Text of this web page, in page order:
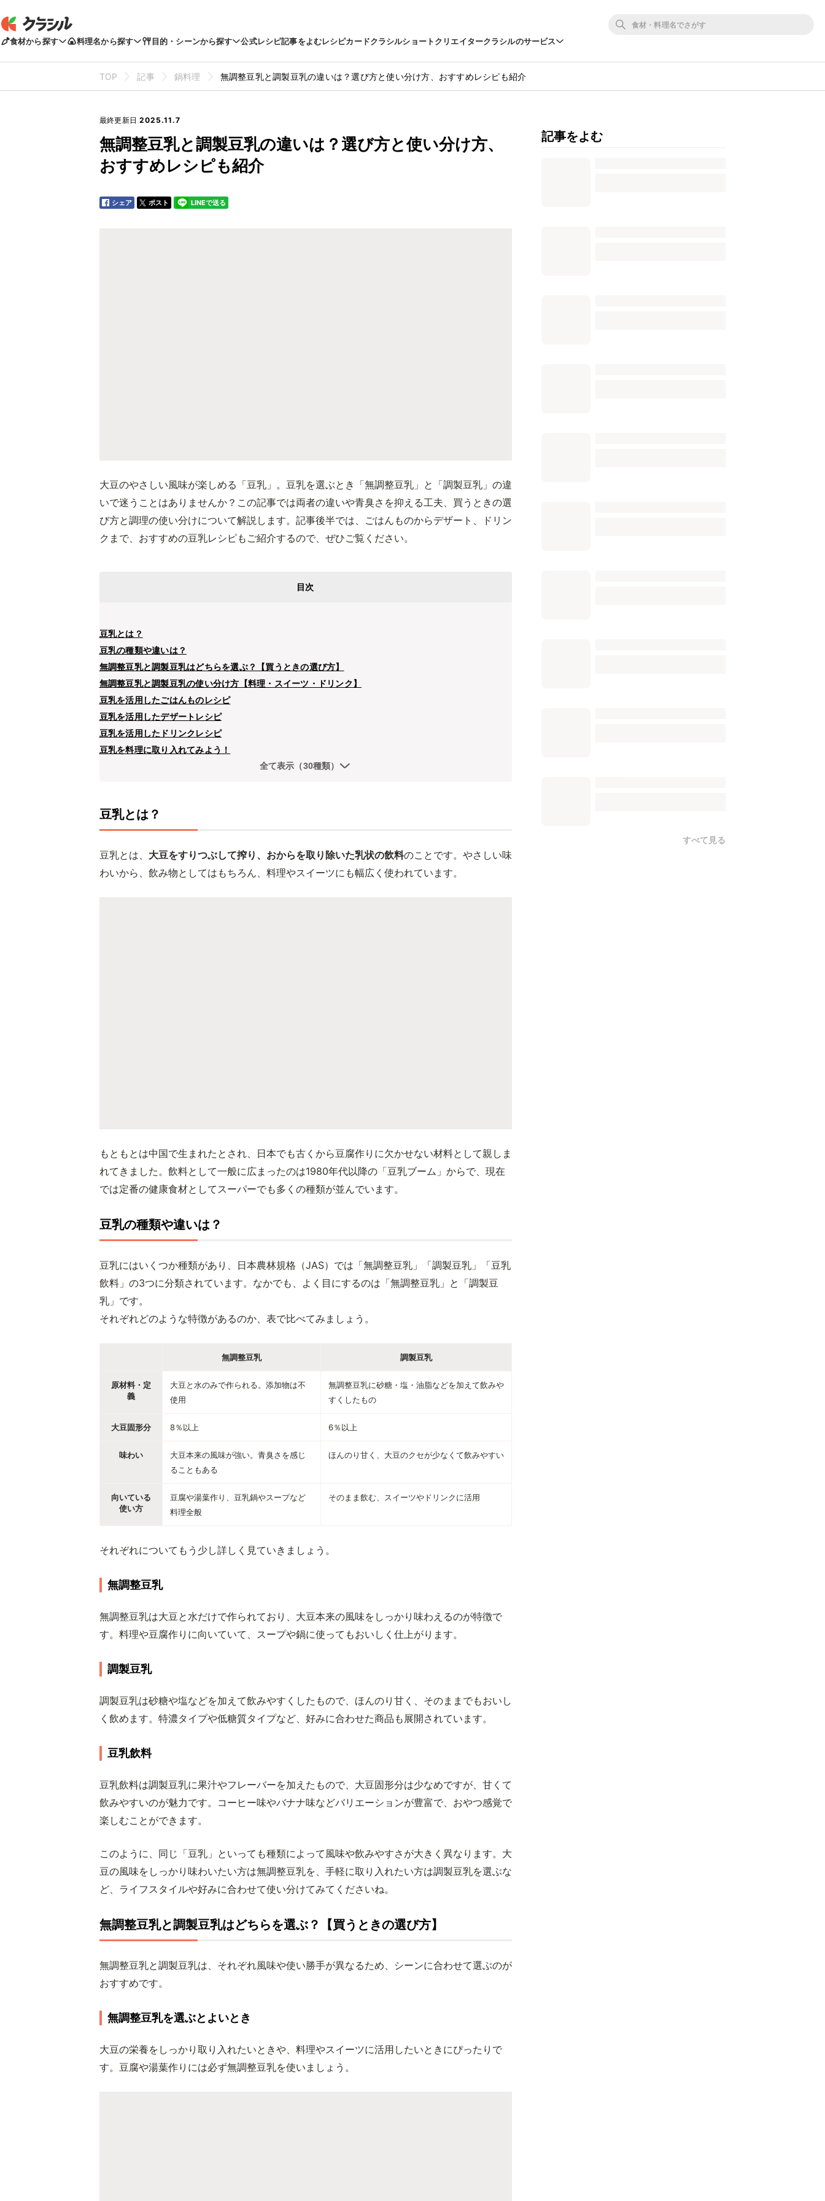
食材から探す 料理名から探す 目的・シーンから探す 公式レシピ記事をよむレシピカードクラシルショートクリエイタークラシルのサービス
TOP 記事 鍋料理 無調整豆乳と調製豆乳の違いは？選び方と使い分け方、おすすめレシピも紹介
最終更新日 2025.11.7
無調整豆乳と調製豆乳の違いは？選び方と使い分け方、
おすすめレシピも紹介
シェア ポスト LINEで送る
大豆のやさしい風味が楽しめる「豆乳」。豆乳を選ぶとき「無調整豆乳」と「調製豆乳」の違
いで迷うことはありませんか？この記事では両者の違いや青臭さを抑える工夫、買うときの選
び方と調理の使い分けについて解説します。記事後半では、ごはんものからデザート、ドリン
クまで、おすすめの豆乳レシピもご紹介するので、ぜひご覧ください。
目次
豆乳とは？
豆乳の種類や違いは？
無調整豆乳と調製豆乳はどちらを選ぶ？【買うときの選び方】
無調整豆乳と調製豆乳の使い分け方【料理・スイーツ・ドリンク】
豆乳を活用したごはんものレシピ
豆乳を活用したデザートレシピ
豆乳を活用したドリンクレシピ
豆乳を料理に取り入れてみよう！
全て表示（30種類）
豆乳とは？
豆乳とは、 大豆をすりつぶして搾り、おからを取り除いた乳状の飲料のことです。やさしい味
わいから、飲み物としてはもちろん、料理やスイーツにも幅広く使われています。
もともとは中国で生まれたとされ、日本でも古くから豆腐作りに欠かせない材料として親しま
れてきました。飲料として一般に広まったのは1980年代以降の「豆乳ブーム」からで、現在
では定番の健康食材としてスーパーでも多くの種類が並んでいます。
豆乳の種類や違いは？
豆乳にはいくつか種類があり、日本農林規格（JAS）では「無調整豆乳」「調製豆乳」「豆乳
飲料」の3つに分類されています。なかでも、よく目にするのは「無調整豆乳」と「調製豆
乳」です。
それぞれどのような特徴があるのか、表で比べてみましょう。
無調整豆乳 調製豆乳
原材料・定
義
大豆と水のみで作られる。添加物は不
使用
無調整豆乳に砂糖・塩・油脂などを加えて飲みや
すくしたもの
大豆固形分 8％以上 6％以上
味わい
大豆本来の風味が強い。青臭さを感じ
ることもある
ほんのり甘く、大豆のクセが少なくて飲みやすい
向いている
使い方
豆腐や湯葉作り、豆乳鍋やスープなど
料理全般
そのまま飲む、スイーツやドリンクに活用
それぞれについてもう少し詳しく見ていきましょう。
無調整豆乳
無調整豆乳は大豆と水だけで作られており、大豆本来の風味をしっかり味わえるのが特徴で
す。料理や豆腐作りに向いていて、スープや鍋に使ってもおいしく仕上がります。
調製豆乳
調製豆乳は砂糖や塩などを加えて飲みやすくしたもので、ほんのり甘く、そのままでもおいし
く飲めます。特濃タイプや低糖質タイプなど、好みに合わせた商品も展開されています。
豆乳飲料
豆乳飲料は調製豆乳に果汁やフレーバーを加えたもので、大豆固形分は少なめですが、甘くて
飲みやすいのが魅力です。コーヒー味やバナナ味などバリエーションが豊富で、おやつ感覚で
楽しむことができます。
このように、同じ「豆乳」といっても種類によって風味や飲みやすさが大きく異なります。大
豆の風味をしっかり味わいたい方は無調整豆乳を、手軽に取り入れたい方は調製豆乳を選ぶな
ど、ライフスタイルや好みに合わせて使い分けてみてくださいね。
無調整豆乳と調製豆乳はどちらを選ぶ？【買うときの選び方】
無調整豆乳と調製豆乳は、それぞれ風味や使い勝手が異なるため、シーンに合わせて選ぶのが
おすすめです。
無調整豆乳を選ぶとよいとき
大豆の栄養をしっかり取り入れたいときや、料理やスイーツに活用したいときにぴったりで
す。豆腐や湯葉作りには必ず無調整豆乳を使いましょう。
記事をよむ
すべて見る